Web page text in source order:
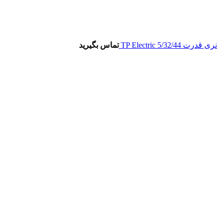
نری قدرت 5/32/44 TP Electric تماس بگیرید